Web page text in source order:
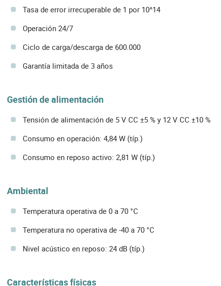
Tasa de error irrecuperable de 1 por 10^14
Operación 24/7
Ciclo de carga/descarga de 600.000
Garantía limitada de 3 años
Gestión de alimentación
Tensión de alimentación de 5 V CC ±5 % y 12 V CC ±10 %
Consumo en operación: 4,84 W (típ.)
Consumo en reposo activo: 2,81 W (típ.)
Ambiental
Temperatura operativa de 0 a 70 °C
Temperatura no operativa de -40 a 70 °C
Nivel acústico en reposo: 24 dB (típ.)
Características físicas